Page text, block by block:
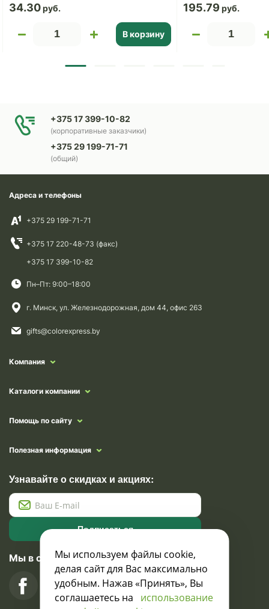
34.30
В корзину
195.79
+375 17 399-10-82
(корпоративные заказчики)
+375 29 199-71-71
(общий)
Адреса и телефоны
+375 29 199-71-71
+375 17 220-48-73 (факс)
+375 17 399-10-82
Пн–Пт: 9:00–18:00
г. Минск, ул. Железнодорожная, дом 44, офис 263
gifts@colorexpress.by
Компания
Каталоги компании
Помощь по сайту
Полезная информация
Узнавайте о скидках и акциях:
Подписаться
Мы в социальных сетях
Мы используем файлы cookie,
делая сайт для Вас максимально
удобным. Нажав «Принять», Вы
соглашаетесь на использование